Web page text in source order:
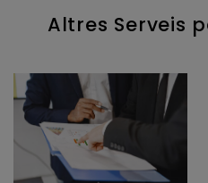
Altres Serveis